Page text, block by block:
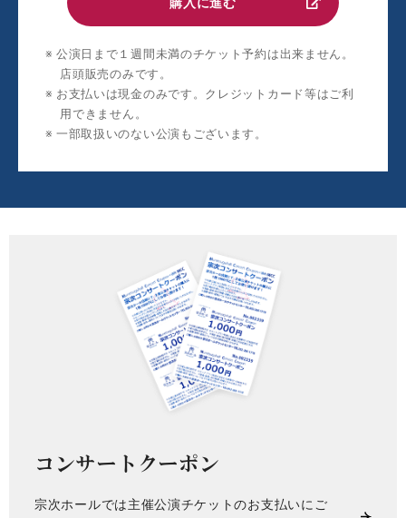
公演日まで１週間未満のチケット予約は出来ません。
店頭販売のみです。
お支払いは現金のみです。クレジットカード等はご利
用できません。
一部取扱いのない公演もございます。
コンサートクーポン
宗次ホールでは主催公演チケットのお支払いにご